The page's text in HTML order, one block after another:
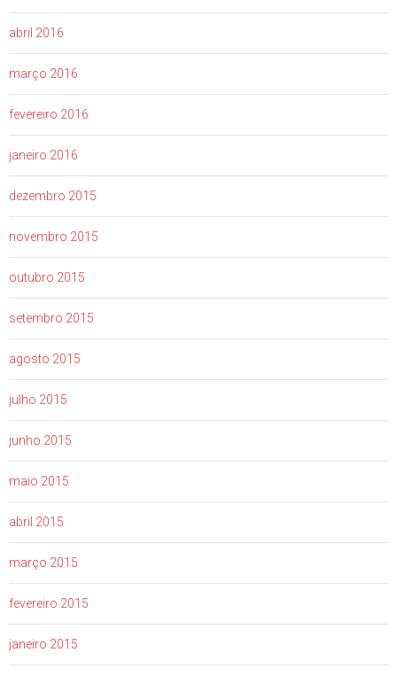
abril 2016
março 2016
fevereiro 2016
janeiro 2016
dezembro 2015
novembro 2015
outubro 2015
setembro 2015
agosto 2015
julho 2015
junho 2015
maio 2015
abril 2015
março 2015
fevereiro 2015
janeiro 2015